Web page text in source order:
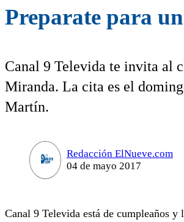
Preparate para
Canal 9 Televida te invita al
Miranda. La cita es el
Martín.
Redacción ElNueve.com
04 de mayo 2017
Canal 9 Televida está de cumpleaños